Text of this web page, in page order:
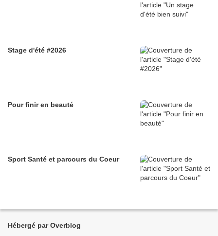
Stage d'été #2026
Pour finir en beauté
Sport Santé et parcours du Coeur
Hébergé par Overblog